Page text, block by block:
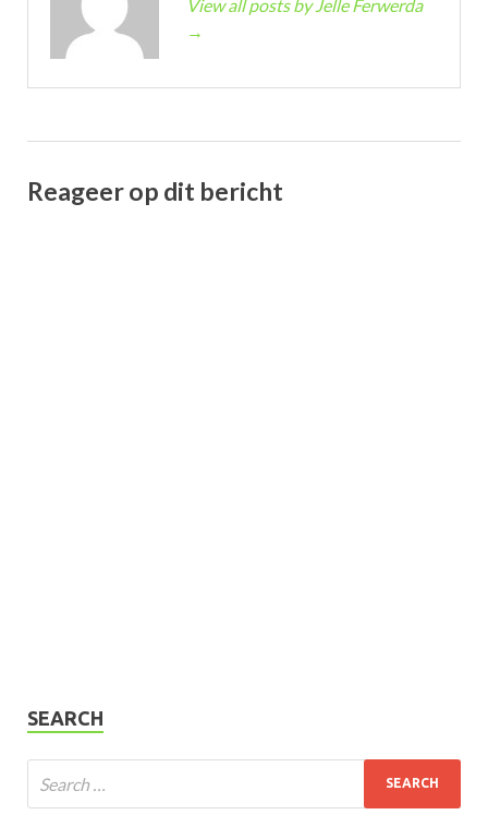
View all posts by Jelle Ferwerda
→
Reageer op dit bericht
SEARCH